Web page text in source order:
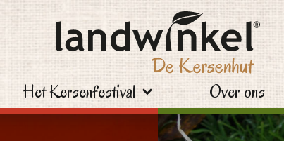
Het Kersenfestival Over ons